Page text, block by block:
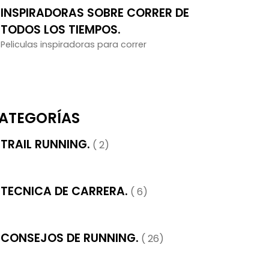
INSPIRADORAS SOBRE CORRER DE
TODOS LOS TIEMPOS.
Peliculas inspiradoras para correr
TRAIL RUNNING. ( 2)
TECNICA DE CARRERA. ( 6)
CONSEJOS DE RUNNING. ( 26)